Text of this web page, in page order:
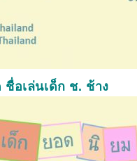
อเล่นเด็ก ช. ช้าง